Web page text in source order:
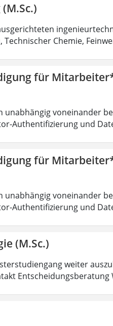
Technischer Chemie,
für
unabhängig voneinander
Authentifizierung und
für
unabhängig voneinander
Authentifizierung und
(M.Sc.)
weiter